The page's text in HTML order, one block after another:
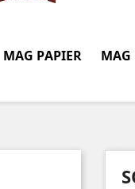
MAG PAPIER MAG